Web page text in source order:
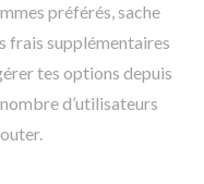
préférés, sache
frais supplémentaires
tes options depuis
d’utilisateurs